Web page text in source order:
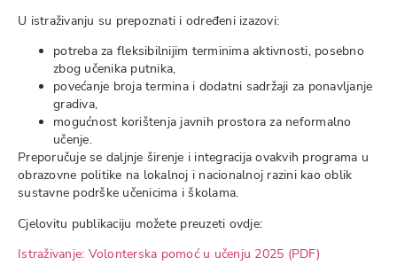
U istraživanju su prepoznati i određeni izazovi:
potreba za fleksibilnijim terminima aktivnosti, posebno
zbog učenika putnika,
povećanje broja termina i dodatni sadržaji za ponavljanje
gradiva,
mogućnost korištenja javnih prostora za neformalno
učenje.
Preporučuje se daljnje širenje i integracija ovakvih programa u
obrazovne politike na lokalnoj i nacionalnoj razini kao oblik
sustavne podrške učenicima i školama.
Cjelovitu publikaciju možete preuzeti ovdje:
Istraživanje: Volonterska pomoć u učenju 2025 (PDF)